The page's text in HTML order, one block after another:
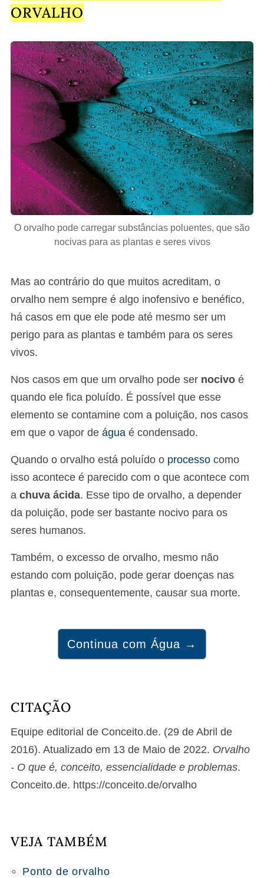
ORVALHO
O orvalho pode carregar substâncias poluentes, que são
nocivas para as plantas e seres vivos
Mas ao contrário do que muitos acreditam, o
orvalho nem sempre é algo inofensivo e benéfico,
há casos em que ele pode até mesmo ser um
perigo para as plantas e também para os seres
vivos.
Nos casos em que um orvalho pode ser nocivo é
quando ele fica poluído. É possível que esse
elemento se contamine com a poluição, nos casos
em que o vapor de água é condensado.
Quando o orvalho está poluído o processo como
isso acontece é parecido com o que acontece com
a chuva ácida. Esse tipo de orvalho, a depender
da poluição, pode ser bastante nocivo para os
seres humanos.
Também, o excesso de orvalho, mesmo não
estando com poluição, pode gerar doenças nas
plantas e, consequentemente, causar sua morte.
Continua com Água →
CITAÇÃO
Equipe editorial de Conceito.de. (29 de Abril de
2016). Atualizado em 13 de Maio de 2022. Orvalho
- O que é, conceito, essencialidade e problemas.
Conceito.de. https://conceito.de/orvalho
VEJA TAMBÉM
Ponto de orvalho